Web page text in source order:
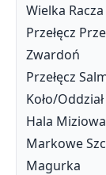
Wielka Racza
Przełęcz
Zwardoń
Przełęcz
Koło/
Hala Miziowa
Markowe
Magurka